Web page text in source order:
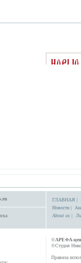
ГЛАВНАЯ |
Новости |
About us |
©АРЕФА-
©Студия
Правила